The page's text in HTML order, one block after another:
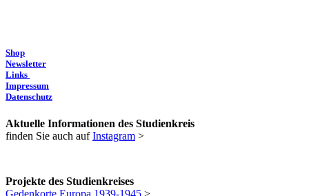
Shop
Newsletter
Links
Impressum
Datenschutz
Aktuelle Informationen des Studienkreis
finden Sie auch aufInstagram >
Projekte des Studienkreises
Gedenkorte Europa 1939-1945 >